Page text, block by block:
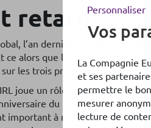
retard
l’an dernier les hausses
ce alors que l’indice de
les trois premiers mois de
joue un rôle de bouclier
du bail et reste
important à mettre en valeur,
Personnaliser
Vos
La Compagnie
et ses
permettre le
mesurer
lecture de